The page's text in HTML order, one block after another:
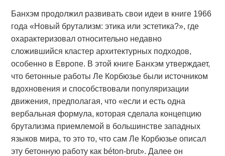
Банхэм продолжил развивать свои идеи в книге 1966
года «Новый брутализм: этика или эстетика?», где
охарактеризовал относительно недавно
сложившийся кластер архитектурных подходов,
особенно в Европе. В этой книге Банхэм утверждает,
что бетонные работы Ле Корбюзье были источником
вдохновения и способствовали популяризации
движения, предполагая, что «если и есть одна
вербальная формула, которая сделала концепцию
брутализма приемлемой в большинстве западных
языков мира, то это то, что сам Ле Корбюзье описал
эту бетонную работу как béton-brut». Далее он